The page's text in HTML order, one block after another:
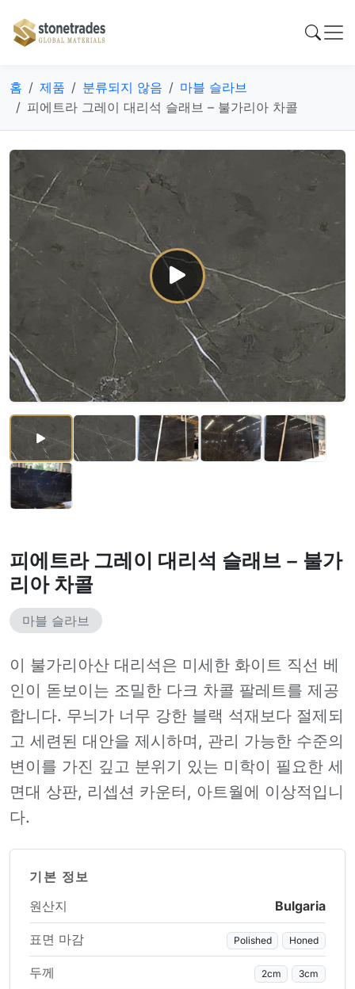
홈 제품 분류되지 않음
마블 슬라브
피에트라 그레이 대리석 슬래브 – 불가리아 차콜
피에트라 그레이 대리석 슬래브 – 불가
리아 차콜
마블 슬라브
이 불가리아산 대리석은 미세한 화이트 직선 베
인이 돋보이는 조밀한 다크 차콜 팔레트를 제공
합니다. 무늬가 너무 강한 블랙 석재보다 절제되
고 세련된 대안을 제시하며, 관리 가능한 수준의
변이를 가진 깊고 분위기 있는 미학이 필요한 세
면대 상판, 리셉션 카운터, 아트월에 이상적입니
다.
기본 정보
원산지 Bulgaria
표면 마감 Polished Honed
두께 2cm 3cm